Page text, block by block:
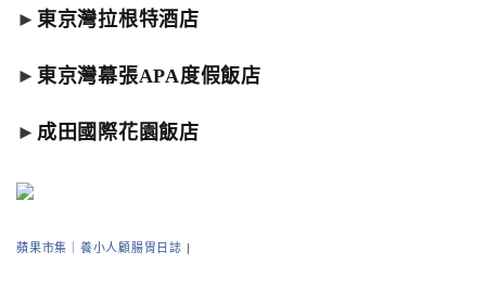
► 東京灣拉根特酒店
► 東京灣幕張APA度假飯店
► 成田國際花園飯店
蘋果市集｜養小人顧腸胃日誌 |